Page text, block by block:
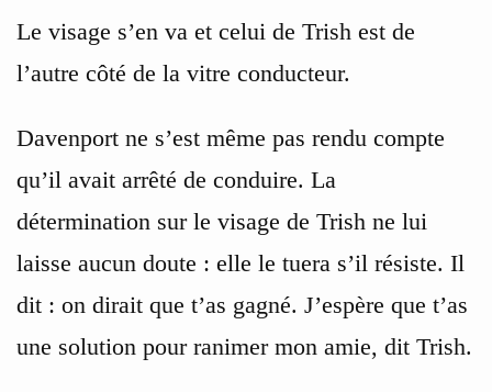
Le visage s’en va et celui de Trish est de
l’autre côté de la vitre conducteur.
Davenport ne s’est même pas rendu compte
qu’il avait arrêté de conduire. La
détermination sur le visage de Trish ne lui
laisse aucun doute : elle le tuera s’il résiste. Il
dit : on dirait que t’as gagné. J’espère que t’as
une solution pour ranimer mon amie, dit Trish.